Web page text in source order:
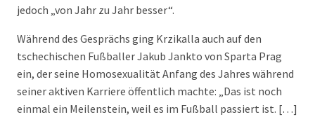
jedoch „von Jahr zu Jahr besser“.
Während des Gesprächs ging Krzikalla auch auf den
tschechischen Fußballer Jakub Jankto von Sparta Prag
ein, der seine Homosexualität Anfang des Jahres während
seiner aktiven Karriere öffentlich machte: „Das ist noch
einmal ein Meilenstein, weil es im Fußball passiert ist. […]